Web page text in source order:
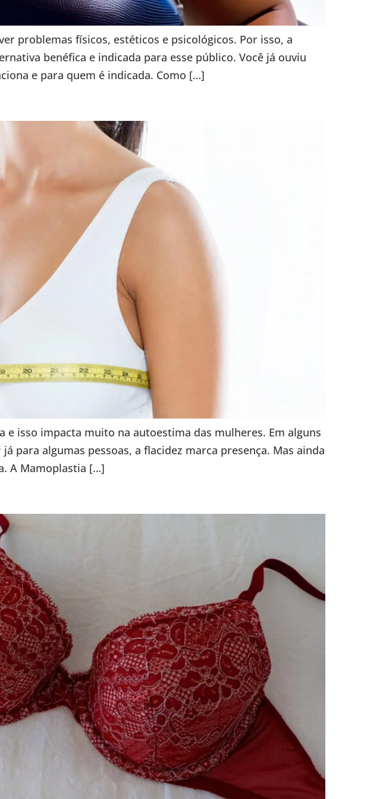
problemas físicos, estéticos e psicológicos. Por isso, a
benéfica e indicada para esse público. Você já ouviu
e para quem é indicada. Como […]
isso impacta muito na autoestima das mulheres. Em alguns
para algumas pessoas, a flacidez marca presença. Mas ainda
A Mamoplastia […]